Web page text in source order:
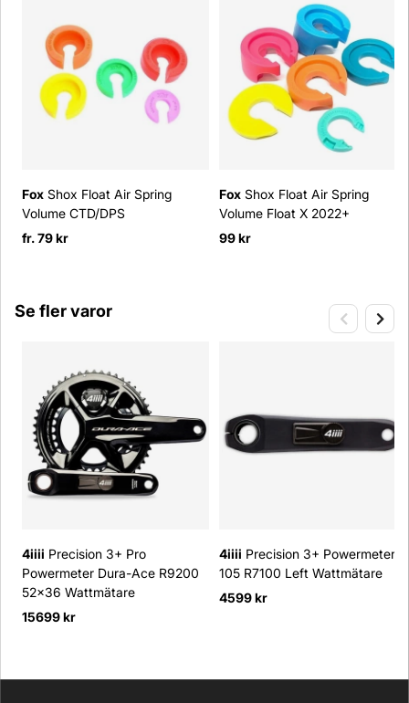
Fox Shox Float Air Spring
Volume CTD/DPS
fr. 79 kr
Fox Shox Float Air Spring
Volume Float X 2022+
99 kr
Se fler varor
4iiii Precision 3+ Pro
Powermeter Dura-Ace R9200
52x36 Wattmätare
15699 kr
4iiii Precision 3+ Powermeter
105 R7100 Left Wattmätare
4599 kr